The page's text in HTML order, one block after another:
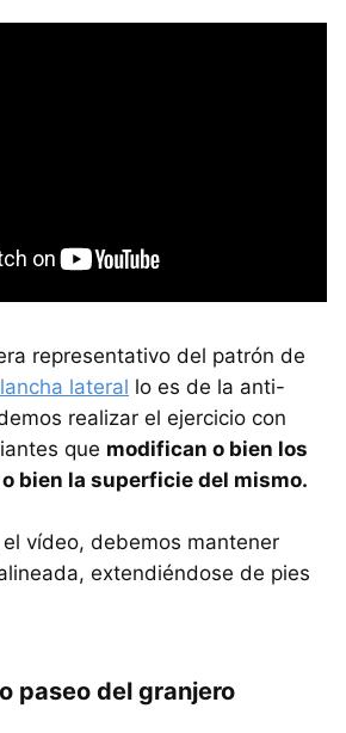
representativo del patrón de
lateral lo es de la anti-
realizar el ejercicio con
que modifican o bien los
bien la superficie del mismo.
vídeo, debemos mantener
extendiéndose de pies
o paseo del granjero